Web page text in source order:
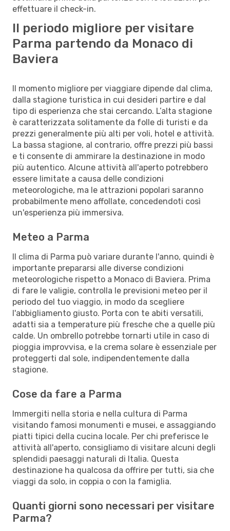
effettuare il check-in.
Il periodo migliore per visitare
Parma partendo da Monaco di
Baviera
Il momento migliore per viaggiare dipende dal clima,
dalla stagione turistica in cui desideri partire e dal
tipo di esperienza che stai cercando. L’alta stagione
è caratterizzata solitamente da folle di turisti e da
prezzi generalmente più alti per voli, hotel e attività.
La bassa stagione, al contrario, offre prezzi più bassi
e ti consente di ammirare la destinazione in modo
più autentico. Alcune attività all'aperto potrebbero
essere limitate a causa delle condizioni
meteorologiche, ma le attrazioni popolari saranno
probabilmente meno affollate, concedendoti così
un'esperienza più immersiva.
Meteo a Parma
Il clima di Parma può variare durante l'anno, quindi è
importante prepararsi alle diverse condizioni
meteorologiche rispetto a Monaco di Baviera. Prima
di fare le valigie, controlla le previsioni meteo per il
periodo del tuo viaggio, in modo da scegliere
l'abbigliamento giusto. Porta con te abiti versatili,
adatti sia a temperature più fresche che a quelle più
calde. Un ombrello potrebbe tornarti utile in caso di
pioggia improvvisa, e la crema solare è essenziale per
proteggerti dal sole, indipendentemente dalla
stagione.
Cose da fare a Parma
Immergiti nella storia e nella cultura di Parma
visitando famosi monumenti e musei, e assaggiando
piatti tipici della cucina locale. Per chi preferisce le
attività all'aperto, consigliamo di visitare alcuni degli
splendidi paesaggi naturali di Italia. Questa
destinazione ha qualcosa da offrire per tutti, sia che
viaggi da solo, in coppia o con la famiglia.
Quanti giorni sono necessari per visitare
Parma?